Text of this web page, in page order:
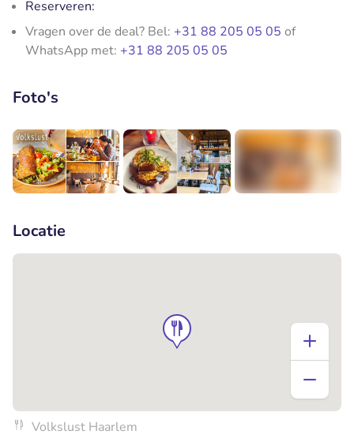
Reserveren:
Vragen over de deal? Bel: +31 88 205 05 05 of
WhatsApp met: +31 88 205 05 05
Foto's
Locatie
Volkslust Haarlem